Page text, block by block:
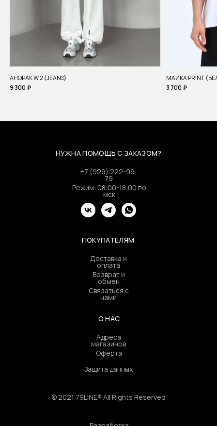
АНОРАК W.2 (JEANS)
9 300 ₽
МАЙКА PRINT
3 700 ₽
НУЖНА ПОМОЩЬ С ЗАКАЗОМ?
ПОКУПАТЕЛЯМ
О НАС
+7 (929) 222-99-
79
Режим: 08:00-18:00 по
мск
Доставка и
оплата
Возврат и
обмен
Связаться с
нами
Адреса
магазинов
Оферта
Защита данных
© 2021 79LINE® All Rights Reserved